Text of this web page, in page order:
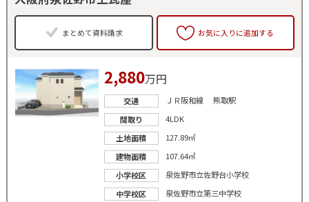
まとめて資料請求 お気に入りに追加する
2,880万円
交通
ＪＲ阪和線 熊取駅
間取り
4LDK
土地面積
127.89㎡
建物面積
107.64㎡
小学校区
泉佐野市立佐野台小学校
中学校区
泉佐野市立第三中学校